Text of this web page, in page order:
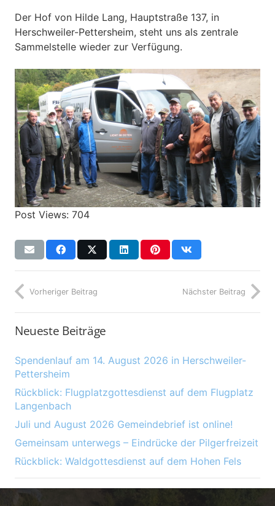
Der Hof von Hilde Lang, Hauptstraße 137, in
Herschweiler-Pettersheim, steht uns als zentrale
Sammelstelle wieder zur Verfügung.
Post Views: 704
Vorheriger Beitrag Nächster Beitrag
Neueste Beiträge
Spendenlauf am 14. August 2026 in Herschweiler-
Pettersheim
Rückblick: Flugplatzgottesdienst auf dem Flugplatz
Langenbach
Juli und August 2026 Gemeindebrief ist online!
Gemeinsam unterwegs – Eindrücke der Pilgerfreizeit
Rückblick: Waldgottesdienst auf dem Hohen Fels